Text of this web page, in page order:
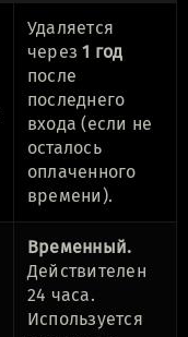
Удаляется
через1 год
после
последнего
входа (если не
осталось
оплаченного
времени).
Временный.
Действителен
24 часа.
Используется